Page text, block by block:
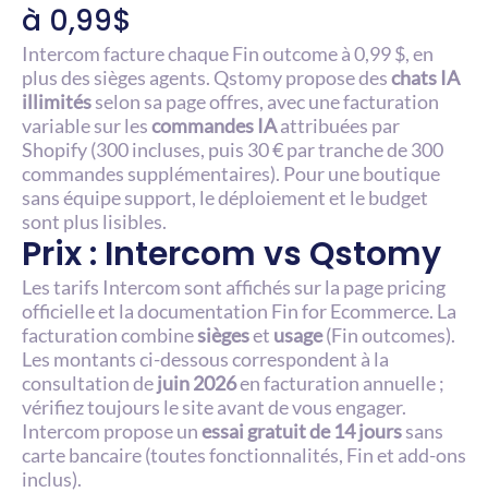
à 0,99$
Intercom facture chaque Fin outcome à 0,99 $, en
plus des sièges agents. Qstomy propose des chats IA
illimités selon sa page offres, avec une facturation
variable sur les commandes IA attribuées par
Shopify (300 incluses, puis 30 € par tranche de 300
commandes supplémentaires). Pour une boutique
sans équipe support, le déploiement et le budget
sont plus lisibles.
Prix : Intercom vs Qstomy
Les tarifs Intercom sont affichés sur la page pricing
officielle et la documentation Fin for Ecommerce. La
facturation combine sièges et usage (Fin outcomes).
Les montants ci-dessous correspondent à la
consultation de juin 2026 en facturation annuelle ;
vérifiez toujours le site avant de vous engager.
Intercom propose un essai gratuit de 14 jours sans
carte bancaire (toutes fonctionnalités, Fin et add-ons
inclus).